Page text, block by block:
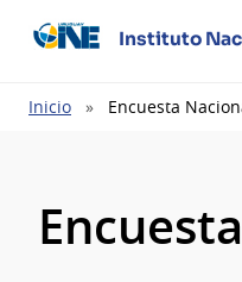
Instituto
Ruta
Inicio Encuesta